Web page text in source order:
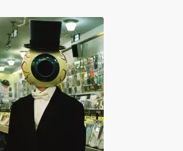
Barking in the
Dark